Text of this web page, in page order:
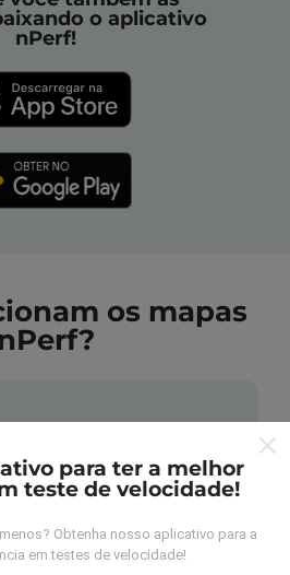
o aplicativo
nPerf!
os mapas
nPerf?
dados nperf?
são efetuadas pour
nPerf. São medidas
para ter a melhor
teste de velocidade!
Obtenha nosso aplicativo para a
em testes de velocidade!